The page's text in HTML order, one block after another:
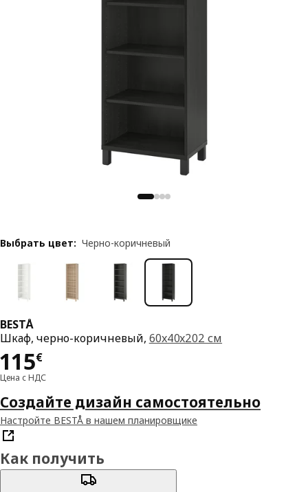
BESTÅ
Шкаф, черно-коричневый, 60x40x202 см
115€
Цена 115€
Цена с НДС
Выбрать цвет: Черно-коричневый
Создайте дизайн самостоятельно
Настройте BESTÅ в нашем планировщике
Как получить